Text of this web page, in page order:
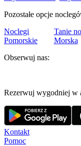
Pozostałe opcje
Noclegi
Pomorskie
Tanie
Morska
Obserwuj nas:
Rezerwuj wygodniej w
Kontakt
Pomoc